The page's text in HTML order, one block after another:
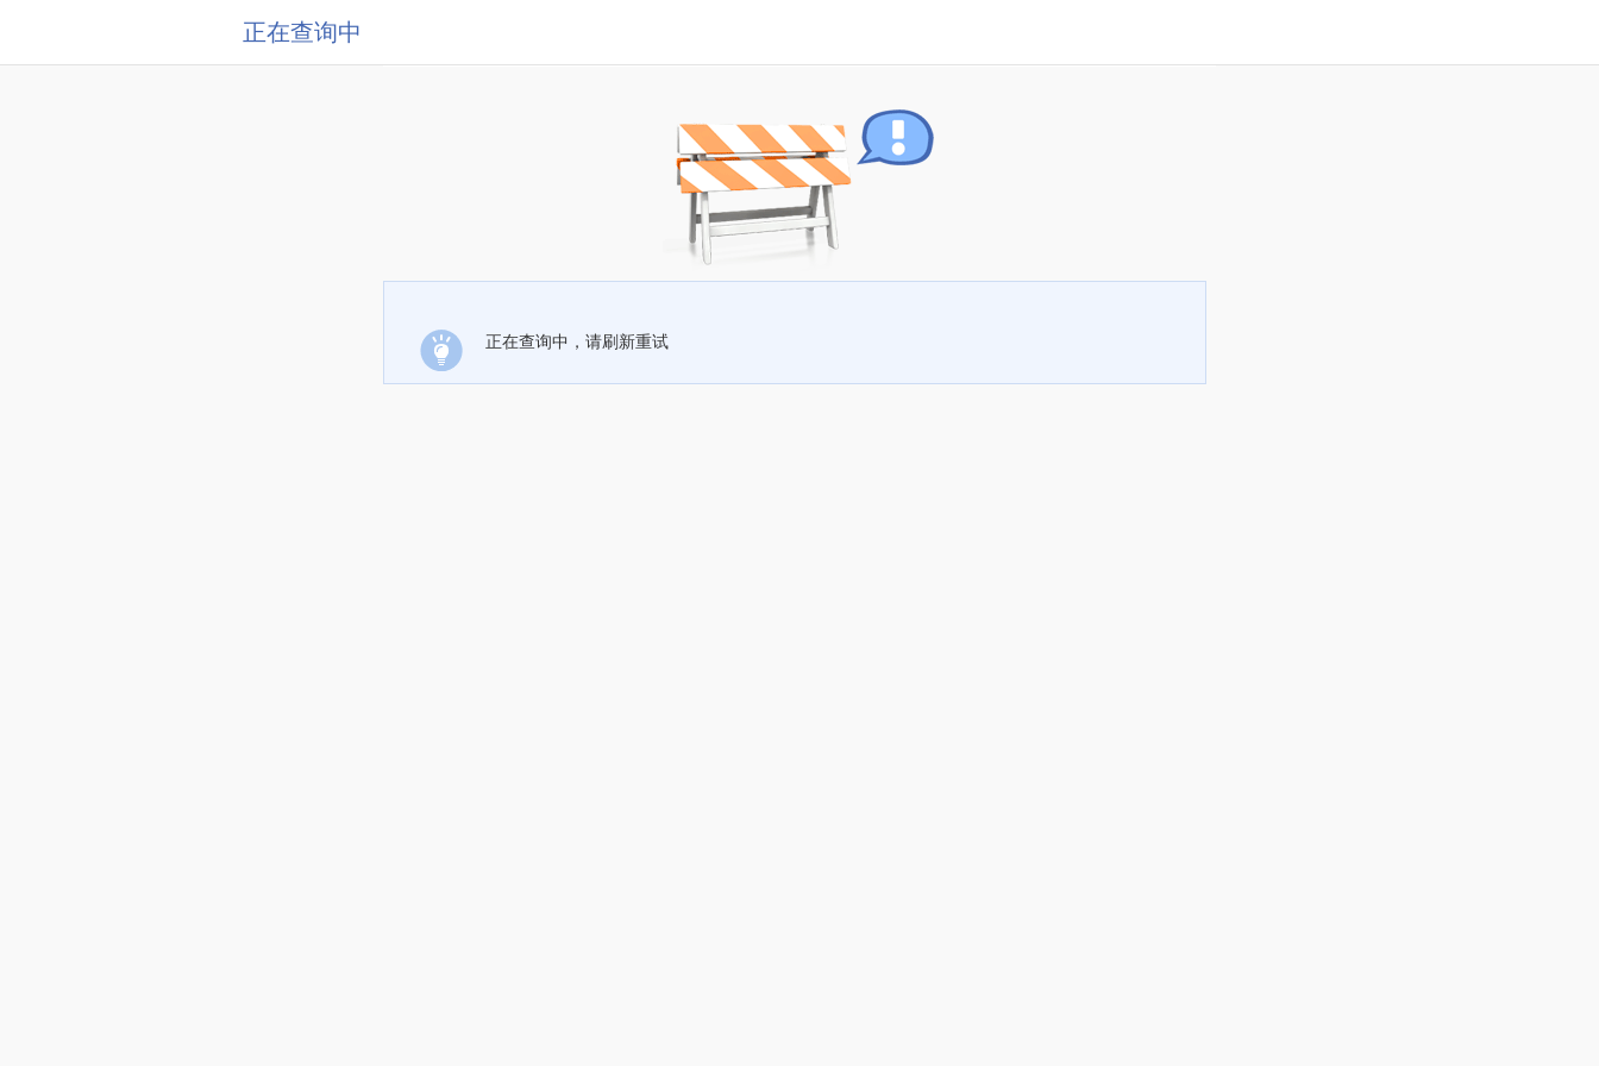
正在查询中
正在查询中，请刷新重试